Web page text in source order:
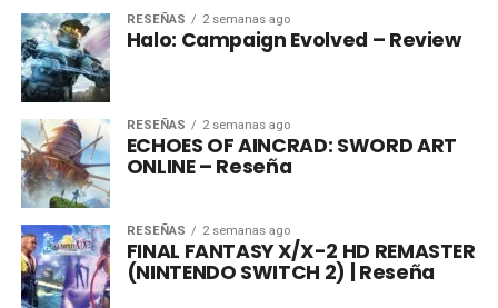
RESEÑAS 2 semanas ago
Halo: Campaign Evolved – Review
RESEÑAS 2 semanas ago
ECHOES OF AINCRAD: SWORD ART
ONLINE – Reseña
RESEÑAS 2 semanas ago
FINAL FANTASY X/X-2 HD REMASTER
(NINTENDO SWITCH 2) | Reseña